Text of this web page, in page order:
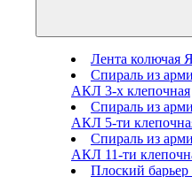
Лента колючая
Спираль из
АКЛ 3-х клепочная
Спираль из
АКЛ 5-ти
Спираль из
АКЛ 11-ти
Плоский